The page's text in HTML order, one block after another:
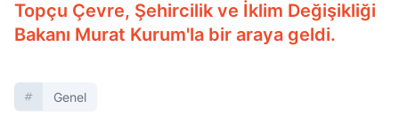
Topçu Çevre, Şehircilik ve İklim Değişikliği
Bakanı Murat Kurum'la bir araya geldi.
Genel